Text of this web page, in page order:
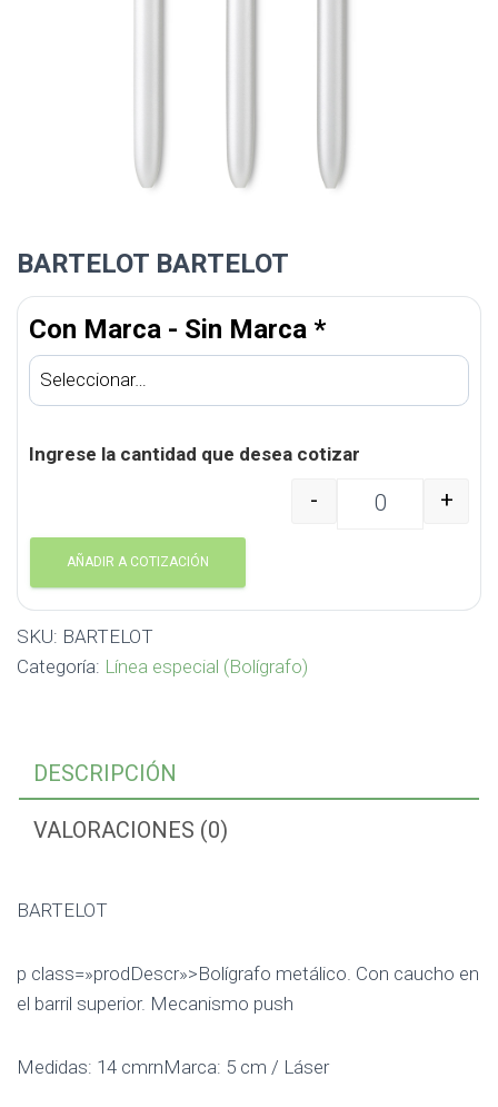
BARTELOT BARTELOT
Con Marca - Sin Marca *
Ingrese la cantidad que desea cotizar
BARTELOT
- +
AÑADIR A COTIZACIÓN
SKU: BARTELOT
Categoría: Línea especial (Bolígrafo)
DESCRIPCIÓN
VALORACIONES (0)
BARTELOT
p class=»prodDescr»>Bolígrafo metálico. Con caucho en
el barril superior. Mecanismo push
Medidas: 14 cmrnMarca: 5 cm / Láser